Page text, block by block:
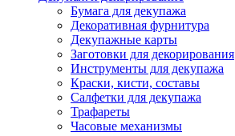
Бумага для декупажа
Декоративная фурнитура
Декупажные карты
Заготовки для декорирования
Инструменты для декупажа
Краски, кисти, составы
Салфетки для декупажа
Трафареты
Часовые механизмы